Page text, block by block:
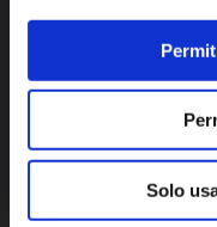
Solo
Acerca de DAAS